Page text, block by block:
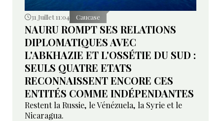
31 Juillet 11:04 Caucase
NAURU ROMPT SES RELATIONS
DIPLOMATIQUES AVEC
L'ABKHAZIE ET L'OSSÉTIE DU SUD :
SEULS QUATRE ETATS
RECONNAISSENT ENCORE CES
ENTITÉS COMME INDÉPENDANTES
Restent la Russie, le Vénézuela, la Syrie et le
Nicaragua.